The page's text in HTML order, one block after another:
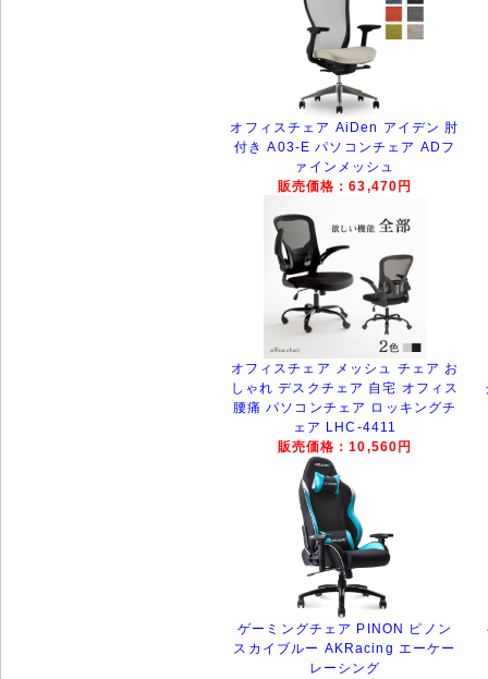
オフィスチェア AiDen アイデン 肘
付き A03-E パソコンチェア ADフ
ァインメッシュ
販売価格：63,470円
オフィスチェア メッシュ チェア お
しゃれ デスクチェア 自宅 オフィス
腰痛 パソコンチェア ロッキングチ
ェア LHC-4411
販売価格：10,560円
ゲーミングチェア PINON ピノン
スカイブルー AKRacing エーケー
レーシング